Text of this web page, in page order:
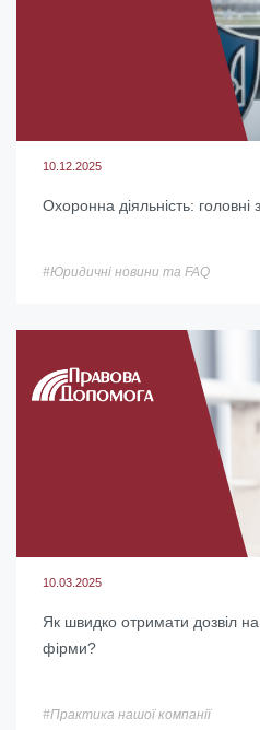
10.12.2025
Охоронна діяльність: головні
#Юридичні новини та FAQ
10.03.2025
Як швидко отримати дозвіл
фірми?
#Практика нашої компанії